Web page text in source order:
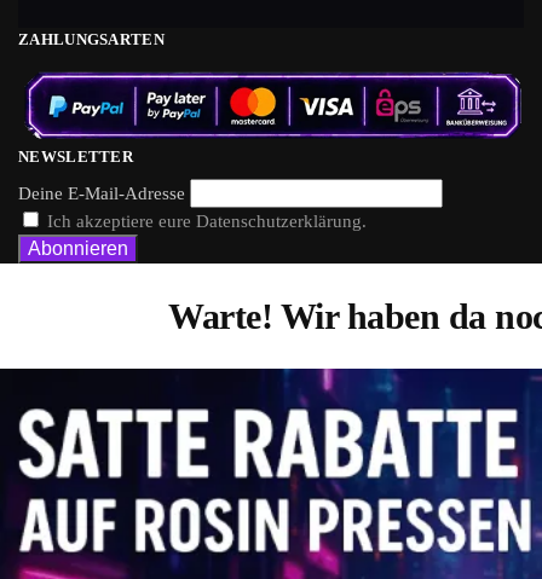
ZAHLUNGSARTEN
NEWSLETTER
Deine E-Mail-Adresse
Ich akzeptiere eure Datenschutzerklärung.
Warte! Wir haben da